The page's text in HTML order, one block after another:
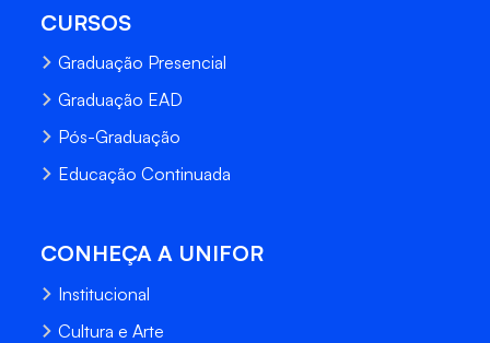
CURSOS
Graduação Presencial
Graduação EAD
Pós-Graduação
Educação Continuada
CONHEÇA A UNIFOR
Institucional
Cultura e Arte